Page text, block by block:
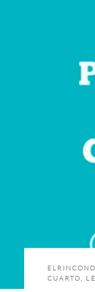
CUARTO,